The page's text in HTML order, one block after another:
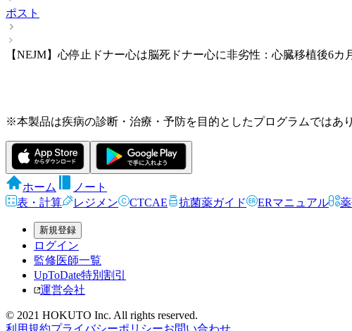
ポスト
【NEJM】心停止ドナー心は脳死ドナー心に非劣性：心臓移植後6カ
※本製品は疾病の診断・治療・予防を目的としたプログラムではあり
ホーム
ノート
表・計算
レジメン CTCAE 抗菌薬ガイド ERマニュアル
新規登録
ログイン
監修医師一覧
UpToDate特別割引
運営会社
© 2021 HOKUTO Inc. All rights reserved.
利用規約プライバシーポリシーお問い合わせ